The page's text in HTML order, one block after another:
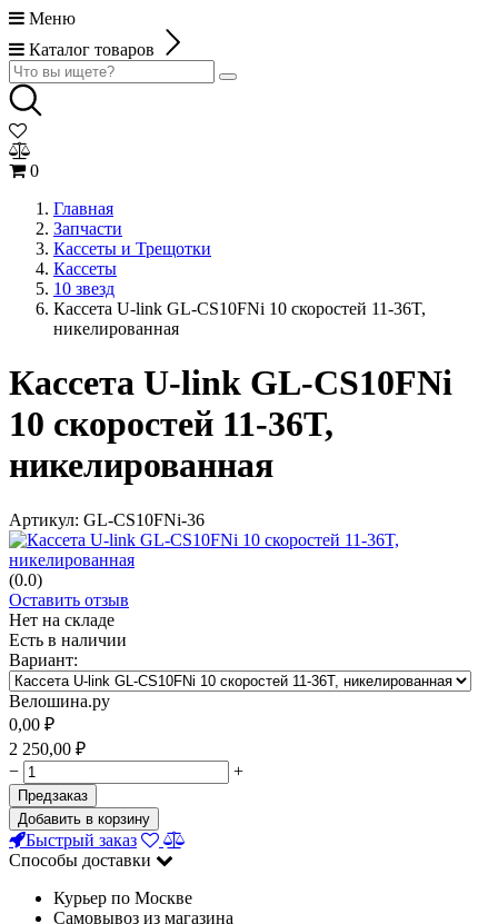
Меню
Каталог товаров
0
Главная
Запчасти
Кассеты и Трещотки
Кассеты
10 звезд
Кассета U-link GL-CS10FNi 10 скоростей 11-36T,
никелированная
Кассета U-link GL-CS10FNi
10 скоростей 11-36T,
никелированная
Артикул: GL-CS10FNi-36
(0.0)
Оставить отзыв
Нет на складе
Есть в наличии
Вариант:
Велошина.ру
0,00 ₽
2 250,00 ₽
−
+
Предзаказ
Добавить в корзину
Быстрый заказ
Способы доставки
Курьер по Москве
Самовывоз из магазина